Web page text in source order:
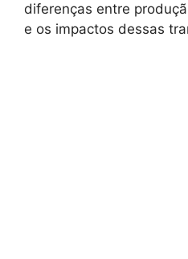
diferenças entre
e os impactos dessas